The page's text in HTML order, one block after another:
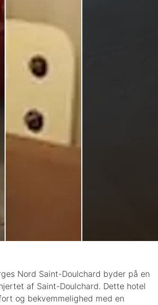
Nord Saint-Doulchard byder på en
af Saint-Doulchard. Dette hotel
og bekvemmelighed med en